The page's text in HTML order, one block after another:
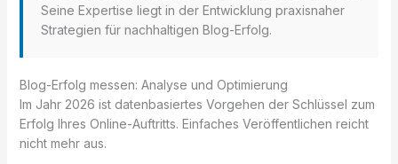
Seine Expertise liegt in der Entwicklung praxisnaher
Strategien für nachhaltigen Blog-Erfolg.
Blog-Erfolg messen: Analyse und Optimierung
Im Jahr 2026 ist datenbasiertes Vorgehen der Schlüssel zum
Erfolg Ihres Online-Auftritts. Einfaches Veröffentlichen reicht
nicht mehr aus.